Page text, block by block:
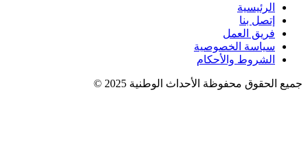
الرئيسية
إتصل بنا
فريق العمل
سياسة الخصوصية
الشروط والأحكام
جميع الحقوق محفوظة الأحداث الوطنية 2025 ©